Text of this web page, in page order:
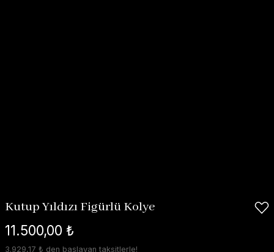
Kutup Yıldızı Figürlü Kolye
11.500,00 ₺
3.929,17 ₺ den başlayan taksitlerle!